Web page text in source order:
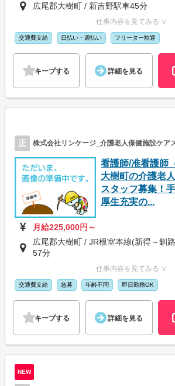
広尾郡大樹町 / 新吉野駅車45分
仕事内容を見てみる ∨
交通費支給 日払い・週払い フリーター歓迎
キープする 詳細を見る
正 株式会社リンケージ_介護老人保健施設ケア
看護師/准看護師
大樹町の介護老
スタッフ募集！
厚生充実の...
月給225,000円～
広尾郡大樹町 / JR根室本線(新得～釧
57分
仕事内容を見てみる ∨
交通費支給 急募 年齢不問 即日勤務OK
キープする 詳細を見る
NEW